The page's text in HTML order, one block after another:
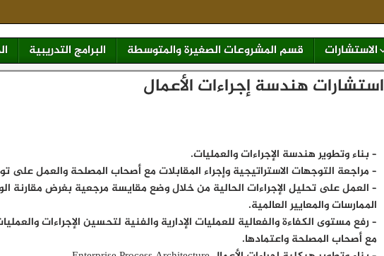
الاستشارات قسم المشروعات الصغيرة والمتوسطة البرامج التدريبية
استشارات هندسة إجراءات الأعمال
– بناء وتطوير هندسة الإجراءات والعمليات.
– مراجعة التوجهات الاستراتيجية وإجراء المقابلات مع أصحاب المصلحة والعمل على
– العمل على تحليل الإجراءات الحالية من خلال وضع مقايسة مرجعية بغرض مقارنة
الممارسات والمعايير العالمية.
– رفع مستوى الكفاءة والفعالية للعمليات الإدارية والفنية لتحسين الإجراءات
مع أصحاب المصلحة واعتمادها.